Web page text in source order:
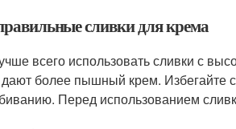
сливки для крема
всего использовать сливки с
более пышный крем. Избегайте
Перед использованием